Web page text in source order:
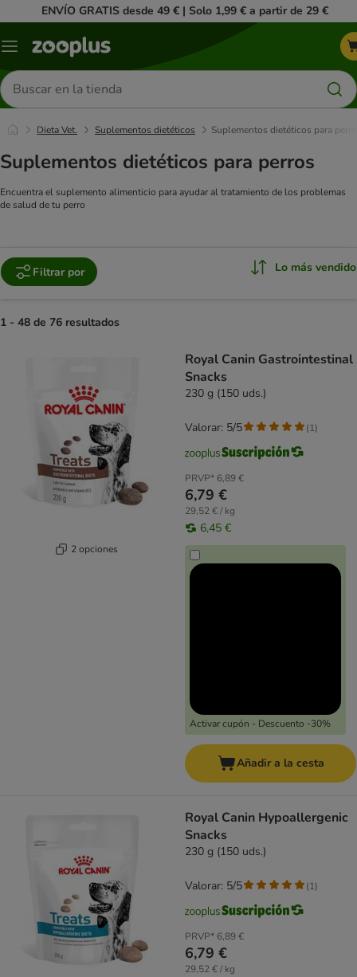
ENVÍO GRATIS desde 49 € | Solo 1,99 € a partir de 29 €
Menú
Buscar
productos
Dieta Vet. Suplementos dietéticos Suplementos dietéticos para
Suplementos dietéticos para perros
Encuentra el suplemento alimenticio para ayudar al tratamiento de los problemas
de salud de tu perro
Filtrar por Lo más vendido
1 - 48 de 76 resultados
2 opciones
Royal Canin Gastrointestinal
Snacks
230 g (150 uds.)
PRVP* 6,89 €
6,79 €
29,52 € / kg
6,45 €
Activar cupón - Descuento -30%
Valorar: 5/5 (1)
Añadir a la cesta
Royal Canin Hypoallergenic
Snacks
230 g (150 uds.)
PRVP* 6,89 €
6,79 €
29,52 € / kg
Valorar: 5/5 (1)